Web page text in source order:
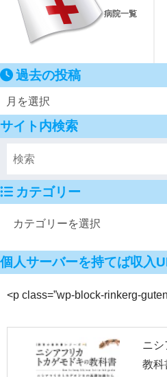
病院一覧
過去の投稿
サイト内検索
カテゴリー
個人サーバーを持てば収入
<p class=”wp-block-rinkerg-
ニ
教科